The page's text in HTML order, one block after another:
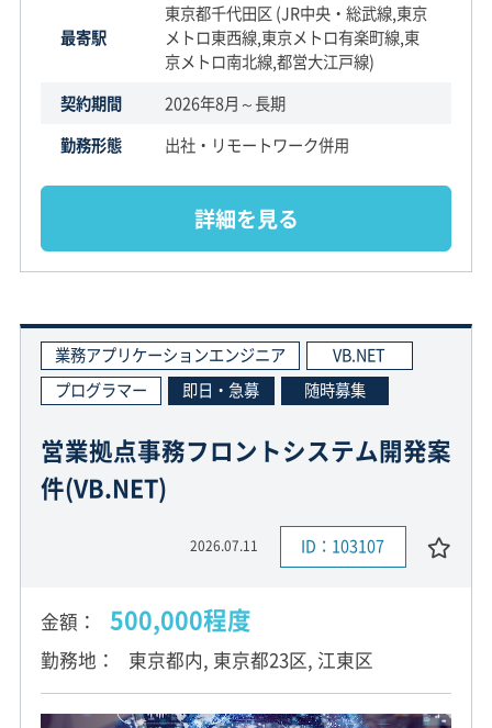
最寄駅
東京都千代田区 (JR中央・総武線,東京
メトロ東西線,東京メトロ有楽町線,東
京メトロ南北線,都営大江戸線)
契約期間
2026年8月～長期
勤務形態
出社・リモートワーク併用
詳細を見る
業務アプリケーションエンジニア
VB.NET
プログラマー
即日・急募 随時募集
営業拠点事務フロントシステム開発案
件(VB.NET)
2026.07.11 ID：103107
金額 500,000程度
勤務地 東京都内, 東京都23区, 江東区